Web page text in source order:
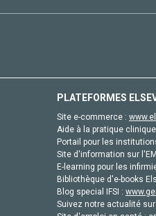
PLATEFORMES
Site e-commerce :
Aide à la pratique
Portail pour les
Site d'information sur
E-learning pour les
Bibliothèque d'e-books
Blog special IFSI :
Suivez notre actualité